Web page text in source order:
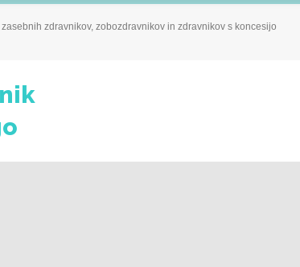
zdravnikov, zobozdravnikov in zdravnikov s koncesijo